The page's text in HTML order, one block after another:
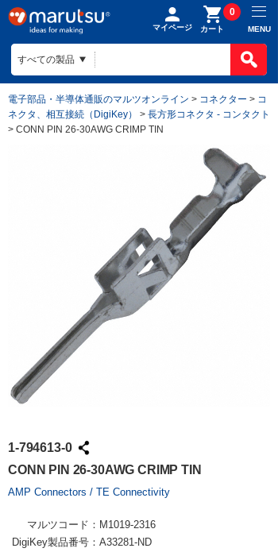
マイページ カート
0
MENU
電子部品・半導体通販のマルツオンライン > コネクター > コ
ネクタ、相互接続（DigiKey）
> 長方形コネクタ - コンタクト
> CONN PIN 26-30AWG CRIMP TIN
1-794613-0
CONN PIN 26-30AWG CRIMP TIN
AMP Connectors / TE Connectivity
マルツコード： M1019-2316
DigiKey製品番号： A33281-ND